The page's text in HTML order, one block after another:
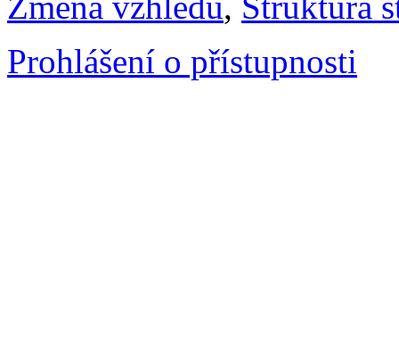
Prohlášení o přístupnosti